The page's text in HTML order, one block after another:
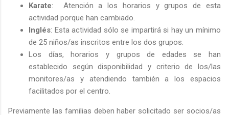
Karate: Atención a los horarios y grupos de esta
actividad porque han cambiado.
Inglés: Esta actividad sólo se impartirá si hay un mínimo
de 25 niños/as inscritos entre los dos grupos.
Los días, horarios y grupos de edades se han
establecido según disponibilidad y criterio de los/las
monitores/as y atendiendo también a los espacios
facilitados por el centro.
Previamente las familias deben haber solicitado ser socios/as